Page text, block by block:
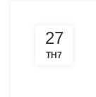
27
TH7